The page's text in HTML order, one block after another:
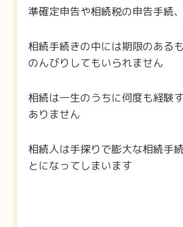
準確定申告や相続税の申告手続、
相続手続きの中には期限のあるも
のんびりしてもいられません
相続は一生のうちに何度も経験
ありません
相続人は手探りで膨大な相続手
とになってしまいます